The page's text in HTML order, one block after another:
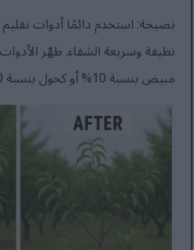
نصيحة: استخدم دائمًا أدوات
نظيفة وسريعة الشفاء. طهّر
مبيض بنسبة 10% أو كحول بنسبة 70% لمنع انتشار الأمراض.